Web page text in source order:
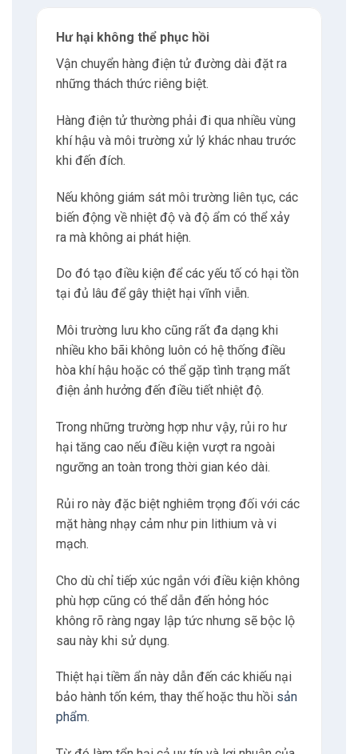
khẩu linh kiện điện tử ở Hà
hàng RAM 500 triệu đồng bị
lạnh vào tháng 3-4 (thời tiết
nồm ẩm đạt 85-90% độ ẩm).
Sau 2 tháng, khi đưa vào sử dụng, tỷ lệ lỗi
lên đến 15% do ăn mòn tiếp điểm, mặc dù
kiểm tra ban đầu khi nhập khẩu hoàn toàn
bình thường.
Hạn chế của giám sát nhiệt độ thủ công
Mặc dù
nhiệt kế và ghi chép bằng tay để theo dõi
nhiệt độ trong quá trình vận chuyển.
Cách tiếp cận này có nhiều nhược điểm:
Tốc độ chậm: Giám sát thủ công đòi hỏi
nhân viên phải kiểm tra nhiệt độ theo
từng khoảng thời gian nhất định. Quy trình